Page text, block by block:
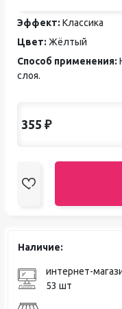
Эффект: Классика
Цвет: Жёлтый
Способ применения:
слоя.
355 ₽
Наличие:
интернет-
53 шт